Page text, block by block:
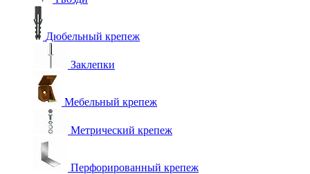
Дюбельный крепеж
Заклепки
Мебельный крепеж
Метрический крепеж
Перфорированный крепеж